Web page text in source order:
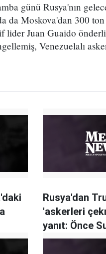
günü Rusya'nın
da Moskova'dan 300
Juan Guaido
Venezuelalı
Rusya'dan
'askerleri
yanıt: Önce
çekilin